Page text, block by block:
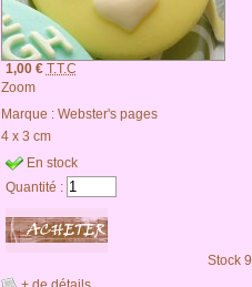
1,00 € T.T.C
Zoom
Marque : Webster's pages
4 x 3 cm
En stock
Quantité :
Stock 9